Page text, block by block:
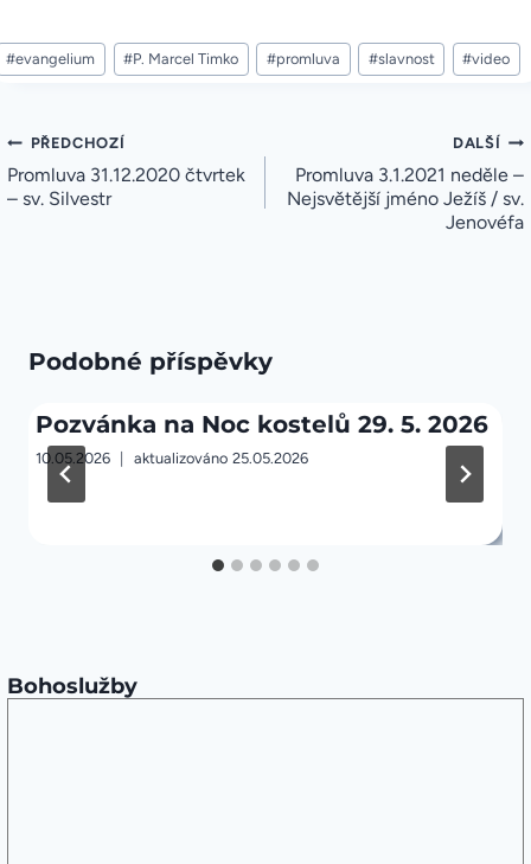
#evangelium #P. Marcel Timko #promluva #slavnost #video
Navigace
pro
příspěvek
PŘEDCHOZÍ
Promluva 31.12.2020 čtvrtek
– sv. Silvestr
DALŠÍ
Promluva 3.1.2021 neděle –
Nejsvětější jméno Ježíš / sv.
Jenovéfa
Podobné příspěvky
Pozvánka na Noc kostelů 29. 5. 2026
10.05.2026 aktualizováno 25.05.2026
Bohoslužby